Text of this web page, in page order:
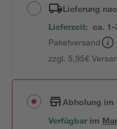
Lieferung
Lieferzeit: ca. 1-
Paketversand
zzgl. 5,95€
Abholung im
Verfügbar im